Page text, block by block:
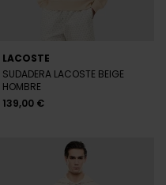
LACOSTE
SUDADERA LACOSTE BEIGE
HOMBRE
139,00 €